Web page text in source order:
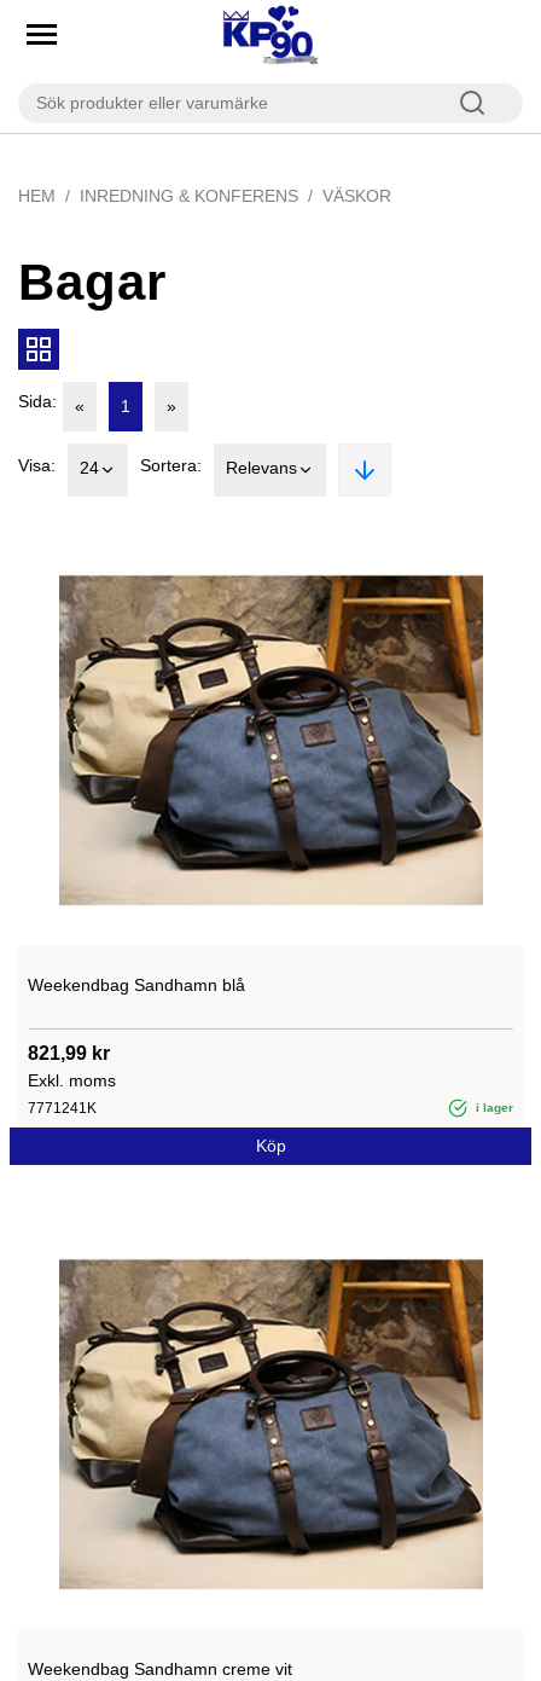
HEM INREDNING & KONFERENS VÄSKOR
Bagar
Sida: « 1 »
Visa: 24 Sortera: Relevans
Weekendbag Sandhamn blå
821,99 kr
Exkl. moms
7771241K i lager
Köp
Weekendbag Sandhamn creme vit